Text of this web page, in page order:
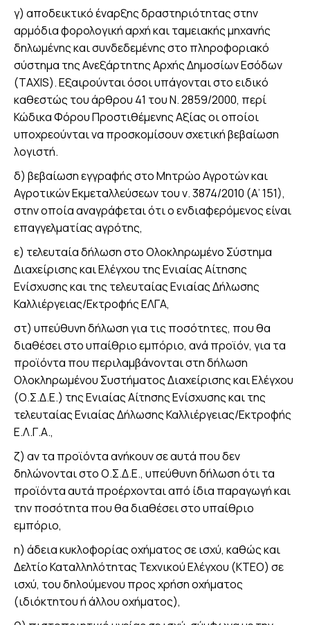
γ) αποδεικτικό έναρξης δραστηριότητας στην
αρμόδια φορολογική αρχή και ταμειακής μηχανής
δηλωμένης και συνδεδεμένης στο πληροφοριακό
σύστημα της Ανεξάρτητης Αρχής Δημοσίων Εσόδων
(TAXIS). Εξαιρούνται όσοι υπάγονται στο ειδικό
καθεστώς του άρθρου 41 του Ν. 2859/2000, περί
Κώδικα Φόρου Προστιθέμενης Αξίας οι οποίοι
υποχρεούνται να προσκομίσουν σχετική βεβαίωση
λογιστή.
δ) βεβαίωση εγγραφής στο Μητρώο Αγροτών και
Αγροτικών Εκμεταλλεύσεων του ν. 3874/2010 (Α’ 151),
στην οποία αναγράφεται ότι ο ενδιαφερόμενος είναι
επαγγελματίας αγρότης,
ε) τελευταία δήλωση στο Ολοκληρωμένο Σύστημα
Διαχείρισης και Ελέγχου της Ενιαίας Αίτησης
Ενίσχυσης και της τελευταίας Ενιαίας Δήλωσης
Καλλιέργειας/Εκτροφής ΕΛΓΑ,
στ) υπεύθυνη δήλωση για τις ποσότητες, που θα
διαθέσει στο υπαίθριο εμπόριο, ανά προϊόν, για τα
προϊόντα που περιλαμβάνονται στη δήλωση
Ολοκληρωμένου Συστήματος Διαχείρισης και Ελέγχου
(Ο.Σ.Δ.Ε.) της Ενιαίας Αίτησης Ενίσχυσης και της
τελευταίας Ενιαίας Δήλωσης Καλλιέργειας/Εκτροφής
Ε.Λ.Γ.Α.,
ζ) αν τα προϊόντα ανήκουν σε αυτά που δεν
δηλώνονται στο Ο.Σ.Δ.Ε., υπεύθυνη δήλωση ότι τα
προϊόντα αυτά προέρχονται από ίδια παραγωγή και
την ποσότητα που θα διαθέσει στο υπαίθριο
εμπόριο,
η) άδεια κυκλοφορίας οχήματος σε ισχύ, καθώς και
Δελτίο Καταλληλότητας Τεχνικού Ελέγχου (ΚΤΕΟ) σε
ισχύ, του δηλούμενου προς χρήση οχήματος
(ιδιόκτητου ή άλλου οχήματος),